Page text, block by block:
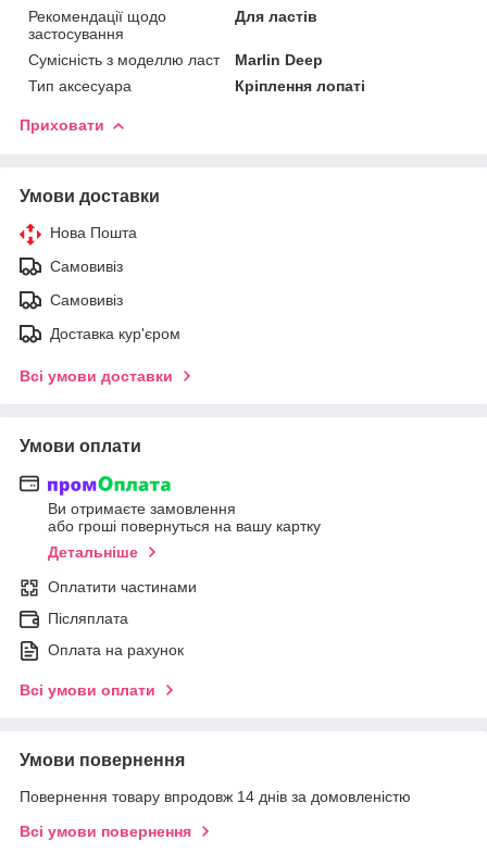
Рекомендації щодо
застосування
Для ластів
Сумісність з моделлю ласт
Marlin Deep
Тип аксесуара
Кріплення лопаті
Приховати
Умови доставки
Нова Пошта
Самовивіз
Самовивіз
Доставка кур'єром
Всі умови доставки
Умови оплати
Ви отримаєте замовлення
або гроші повернуться на вашу картку
Детальніше
Оплатити частинами
Післяплата
Оплата на рахунок
Всі умови оплати
Умови повернення
Повернення товару впродовж 14 днів за домовленістю
Всі умови повернення